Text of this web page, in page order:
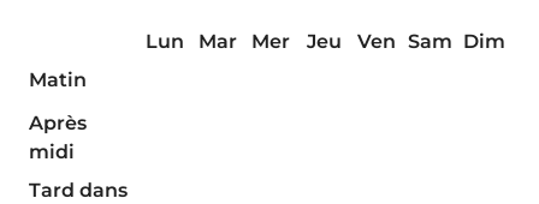
Lun Mar Mer Jeu Ven Sam Dim
Matin
Après
midi
Tard dans